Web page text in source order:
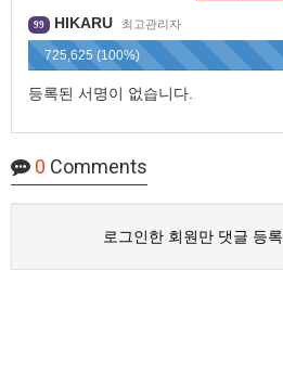
99 HIKARU 최고관리자
725,625 (100%)
등록된 서명이 없습니다.
0 Comments
로그인한 회원만 댓글 등